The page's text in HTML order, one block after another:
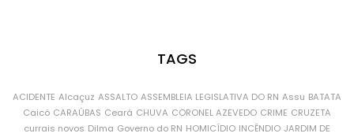
TAGS
ACIDENTE Alcaçuz ASSALTO ASSEMBLEIA LEGISLATIVA DO RN Assu BATATA
Caicó CARAÚBAS Ceará CHUVA CORONEL AZEVEDO CRIME CRUZETA
currais novos Dilma Governo do RN HOMICÍDIO INCÊNDIO JARDIM DE